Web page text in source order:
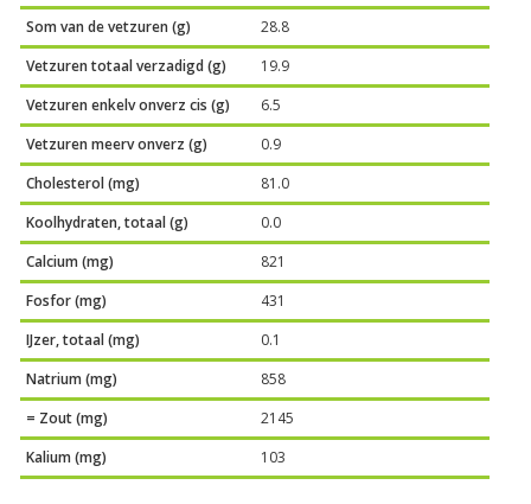
Som van de vetzuren (g)
28.8
Vetzuren totaal verzadigd (g)
19.9
Vetzuren enkelv onverz cis (g)
6.5
Vetzuren meerv onverz (g)
0.9
Cholesterol (mg)
81.0
Koolhydraten, totaal (g)
0.0
Calcium (mg)
821
Fosfor (mg)
431
IJzer, totaal (mg)
0.1
Natrium (mg)
858
= Zout (mg)
2145
Kalium (mg)
103